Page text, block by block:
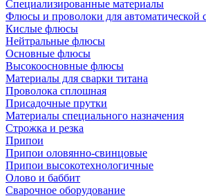
Специализированные материалы
Флюсы и проволоки для автоматической
Кислые флюсы
Нейтральные флюсы
Основные флюсы
Высокоосновные флюсы
Материалы для сварки титана
Проволока сплошная
Присадочные прутки
Материалы специального назначения
Строжка и резка
Припои
Припои оловянно-свинцовые
Припои высокотехнологичные
Олово и баббит
Сварочное оборудование